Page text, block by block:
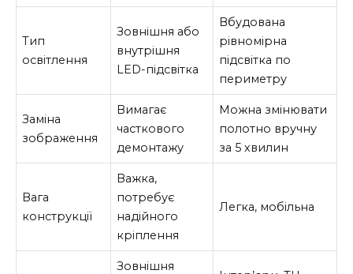
Тип
освітлення
Зовнішня або
внутрішня
LED-підсвітка
Вбудована
рівномірна
підсвітка по
периметру
Заміна
зображення
Вимагає
часткового
демонтажу
Можна змінювати
полотно вручну
за 5 хвилин
Вага
конструкції
Важка,
потребує
надійного
кріплення
Легка, мобільна
Зовнішня